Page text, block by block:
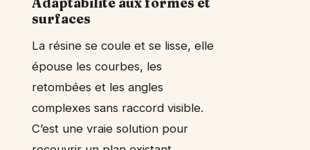
surfaces
La résine se coule et se lisse, elle
épouse les courbes, les
retombées et les angles
complexes sans raccord visible.
C’est une vraie solution pour